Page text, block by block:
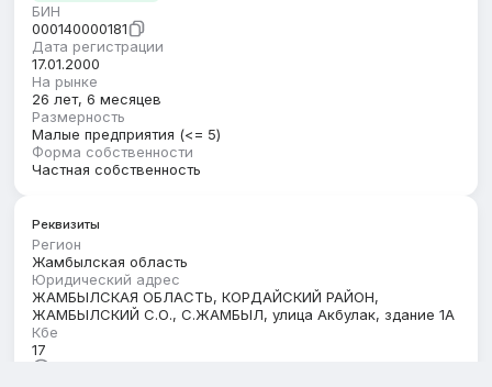
БИН
000140000181
Дата регистрации
17.01.2000
На рынке
26 лет, 6 месяцев
Размерность
Малые предприятия (<= 5)
Форма собственности
Частная собственность
Реквизиты
Регион
Жамбылская область
Юридический адрес
ЖАМБЫЛСКАЯ ОБЛАСТЬ, КОРДАЙСКИЙ РАЙОН,
ЖАМБЫЛСКИЙ С.О., С.ЖАМБЫЛ, улица Акбулак, здание 1А
Кбе
17